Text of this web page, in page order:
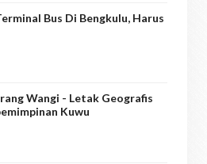
Bus Di Bengkulu, Harus
Wangi - Letak Geografis
Kuwu